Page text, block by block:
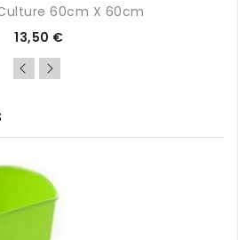
60cm X 60cm
Prix
13,50 €